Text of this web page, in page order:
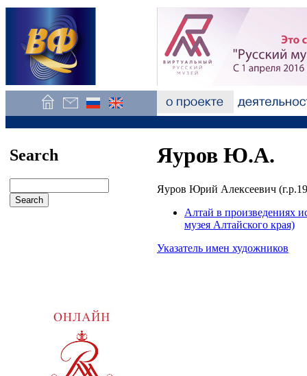
Search Яуров Ю.А.
Яуров Юрий Алексеевич
Алтай в произведениях
музея Алтайского края)
Указатель имен художников